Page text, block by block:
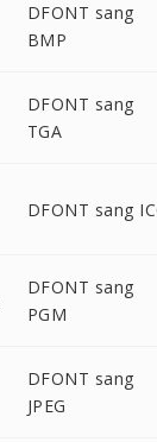
DFONT sang
BMP
DFONT sang
TGA
DFONT sang
DFONT sang
PGM
DFONT sang
JPEG